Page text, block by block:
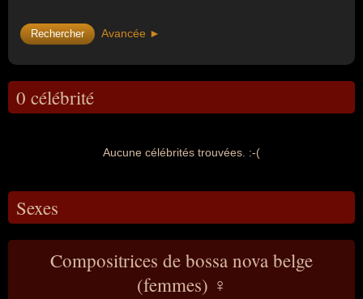
Avancée ►
0 célébrité
Aucune célébrités trouvées. :-(
Sexes
Compositrices de bossa nova belge
(femmes) ♀